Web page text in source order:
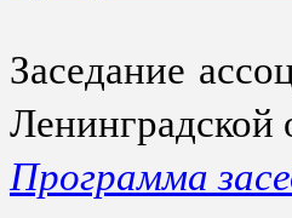
Заседание
Ленинградской
Программа